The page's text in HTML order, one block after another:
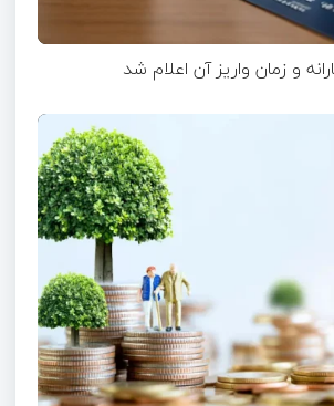
و زمان واریز آن اعلام شد